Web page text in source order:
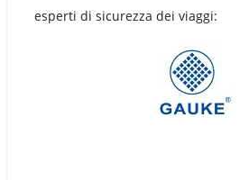
esperti di sicurezza dei viaggi: